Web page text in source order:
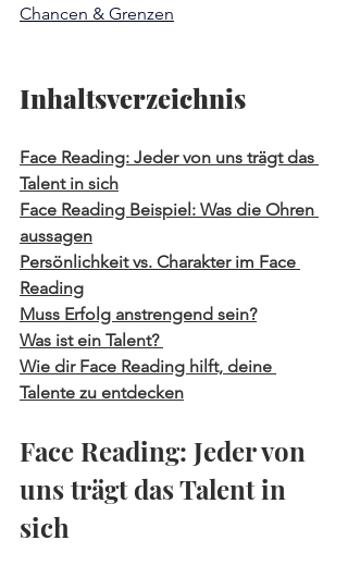
Chancen & Grenzen
Inhaltsverzeichnis
Face Reading: Jeder von uns trägt das
Talent in sich
Face Reading Beispiel: Was die Ohren
aussagen
Persönlichkeit vs. Charakter im Face
Reading
Muss Erfolg anstrengend sein?
Was ist ein Talent?
Wie dir Face Reading hilft, deine
Talente zu entdecken
Face Reading: Jeder von
uns trägt das Talent in
sich